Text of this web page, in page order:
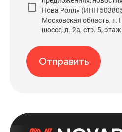
Нова Ролл» (ИНН
Московская область, г.
шоссе, д. 2а, стр. 5,
Отправить